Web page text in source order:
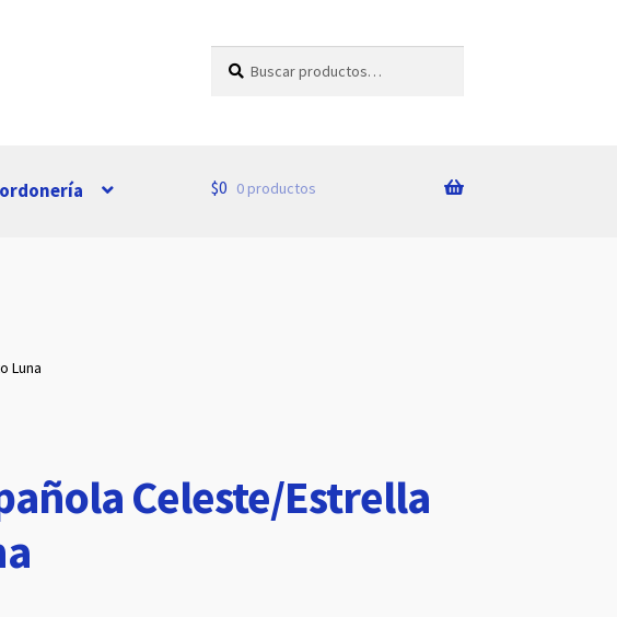
por:
$0 0 productos
Luna
Celeste/Estrella